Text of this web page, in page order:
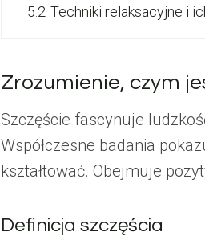
5.2 Techniki relaksacyjne i
Zrozumienie, czym
Szczęście fascynuje
Współczesne badania
kształtować. Obejmuje
Definicja szczęścia